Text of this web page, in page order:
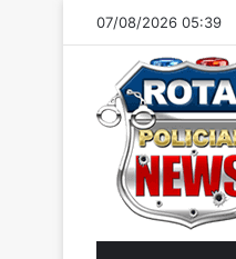
07/08/2026 05:39